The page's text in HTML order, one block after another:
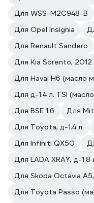
Для WSS-M2C948-B
Для Opel Insignia
Для Renault Sandero
Для Kia Sorento, 2012
Для Haval H6 (масло
Для д-1.4 л. TSI
Для BSE 1.6
Для
Для Toyota, д-1.4 л.
Для Infiniti QX50
Для LADA XRAY, д-1.8
Для Skoda Octavia A5,
Для Toyota Passo